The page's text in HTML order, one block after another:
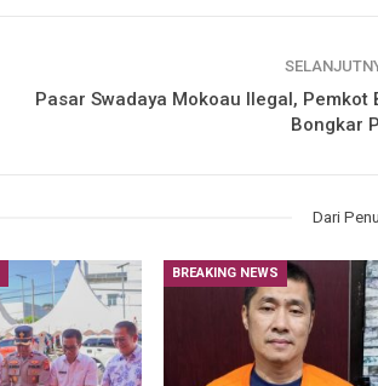
Pasar Swadaya Mokoau Ilegal, Pemkot
Bongkar
Dari
BREAKING NEWS